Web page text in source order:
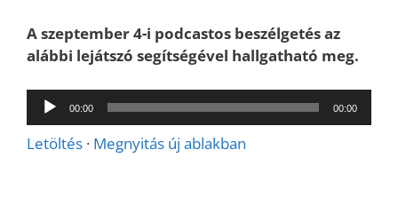
A szeptember 4-i podcastos beszélgetés az
alábbi lejátszó segítségével hallgatható meg.
Audió
lejátszó
00:00 00:00
Letöltés · Megnyitás új ablakban